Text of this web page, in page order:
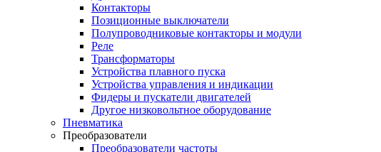
Контакторы
Позиционные выключатели
Полупроводниковые контакторы и модули
Реле
Трансформаторы
Устройства плавного пуска
Устройства управления и индикации
Фидеры и пускатели двигателей
Другое низковольтное оборудование
Пневматика
Преобразователи
Преобразователи частоты